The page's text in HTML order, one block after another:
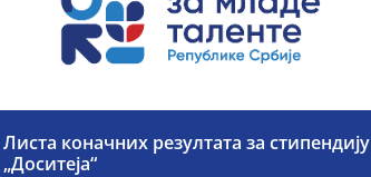
Листа коначних резултата за стипендију
„Доситеја“